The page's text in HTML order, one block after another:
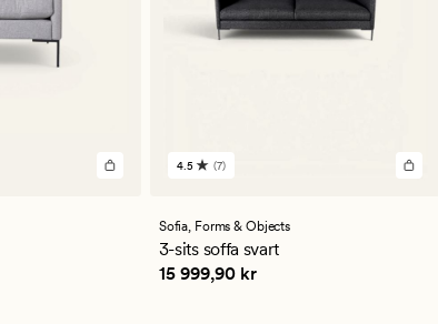
7
ett
genomsnittligt
betyg
på
4.5 (7)
Sofia, Forms & Objects
3-sits soffa svart
Pris 15 999,90 kr
15 999,90 kr